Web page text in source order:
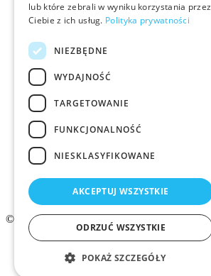
Szkolenia
Rekrutacja
Członkostwo
Kontakt
Logo ZMID
© 2026 ZMiD.org.pl
Regulamin
Polityka prywatności ZMID
lub które zebrali w wyniku korzystania przez
Ciebie z ich usług. Polityka prywatności
NIEZBĘDNE
WYDAJNOŚĆ
TARGETOWANIE
FUNKCJONALNOŚĆ
NIESKLASYFIKOWANE
AKCEPTUJ WSZYSTKIE
ODRZUĆ WSZYSTKIE
POKAŻ SZCZEGÓŁY